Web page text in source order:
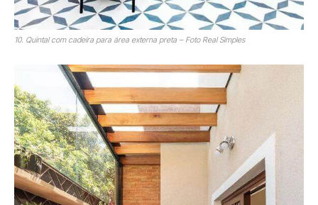
10. Quintal com cadeira para área externa preta – Foto Real Simples